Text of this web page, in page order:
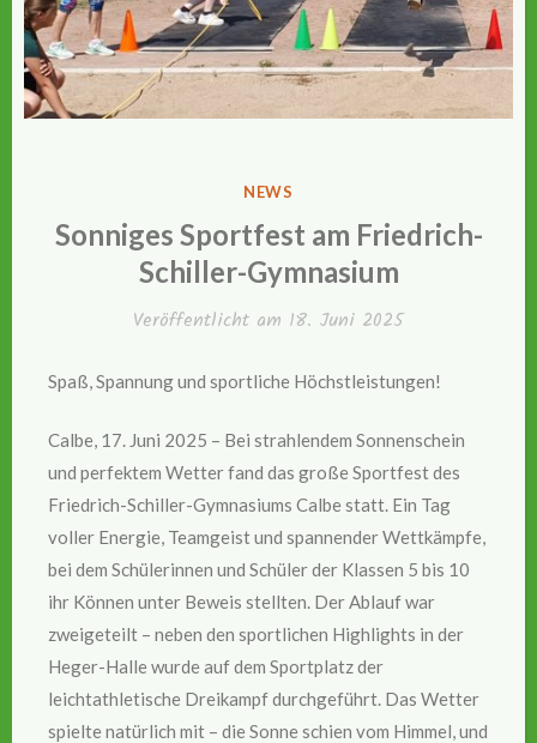
VERÖFFENTLICHT
NEWS
Sonniges Sportfest am Friedrich-
Schiller-Gymnasium
Veröffentlicht am 18. Juni 2025
Spaß, Spannung und sportliche Höchstleistungen!
Calbe, 17. Juni 2025 – Bei strahlendem Sonnenschein
und perfektem Wetter fand das große Sportfest des
Friedrich-Schiller-Gymnasiums Calbe statt. Ein Tag
voller Energie, Teamgeist und spannender Wettkämpfe,
bei dem Schülerinnen und Schüler der Klassen 5 bis 10
ihr Können unter Beweis stellten. Der Ablauf war
zweigeteilt – neben den sportlichen Highlights in der
Heger-Halle wurde auf dem Sportplatz der
leichtathletische Dreikampf durchgeführt. Das Wetter
spielte natürlich mit – die Sonne schien vom Himmel, und